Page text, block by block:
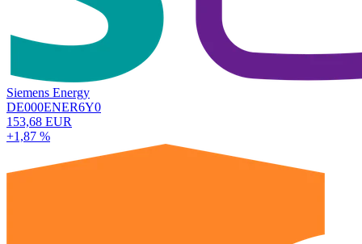
Siemens Energy
DE000ENER6Y0
153,68 EUR
+1,87 %